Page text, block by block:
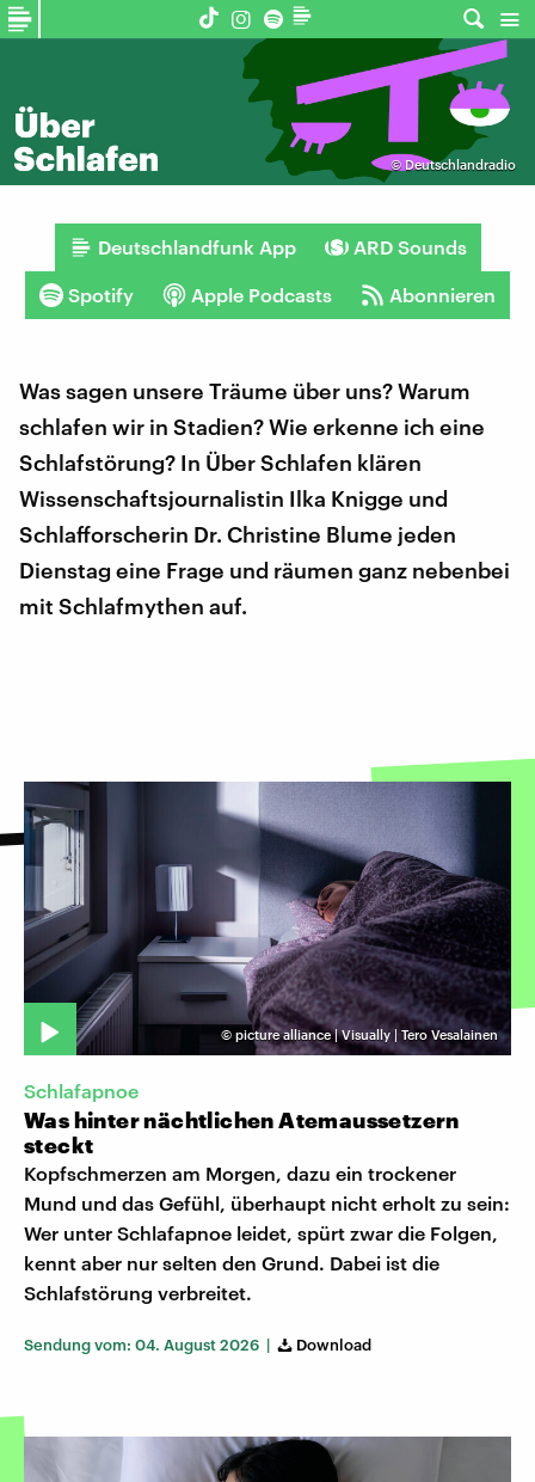
© Deutschlandradio
Deutschlandfunk App ARD Sounds
Spotify Apple Podcasts Abonnieren
Was sagen unsere Träume über uns? Warum
schlafen wir in Stadien? Wie erkenne ich eine
Schlafstörung? In Über Schlafen klären
Wissenschaftsjournalistin Ilka Knigge und
Schlafforscherin Dr. Christine Blume jeden
Dienstag eine Frage und räumen ganz nebenbei
mit Schlafmythen auf.
© picture alliance | Visually | Tero Vesalainen
Schlafapnoe
Was hinter nächtlichen Atemaussetzern
steckt
Kopfschmerzen am Morgen, dazu ein trockener
Mund und das Gefühl, überhaupt nicht erholt zu sein:
Wer unter Schlafapnoe leidet, spürt zwar die Folgen,
kennt aber nur selten den Grund. Dabei ist die
Schlafstörung verbreitet.
Sendung vom: 04. August 2026 | Download